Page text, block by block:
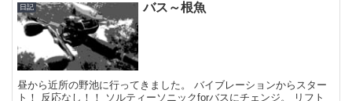
日記 バス～根魚
昼から近所の野池に行ってきました。 バイブレーションからスター
ト！ 反応なし！！ ソルティーソニックforバスにチェンジ。 リフト